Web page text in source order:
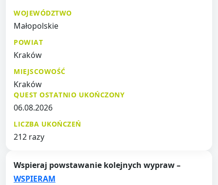
WOJEWÓDZTWO
Małopolskie
POWIAT
Kraków
MIEJSCOWOŚĆ
Kraków
QUEST OSTATNIO UKOŃCZONY
06.08.2026
LICZBA UKOŃCZEŃ
212 razy
Wspieraj powstawanie kolejnych wypraw –
WSPIERAM